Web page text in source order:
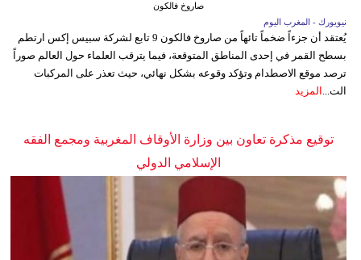
صاروخ فالكون
نيويورك - المغرب اليوم
يُعتقد أن جزءاً ضخماً تائهاً من صاروخ فالكون 9 تابع لشركة سبيس إكس ارتطم
بسطح القمر في إحدى المناطق المتوقعة، فيما يترقب العلماء حول العالم صوراً
ترصد موقع الاصطدام وتؤكد وقوعه بشكل نهائي، حيث تعذر على المركبات
الت... المزيد
توقيع مذكرة تعاون بين وزارة الأوقاف المغربية ومجمع الفقه
الإسلامي الدولي